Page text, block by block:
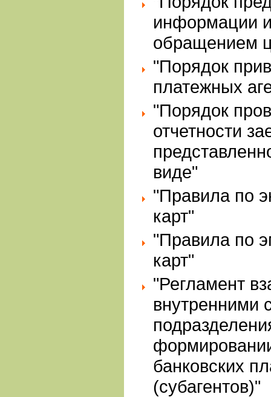
информации
обращением
"Порядок
платежных
"Порядок
отчетности
виде"
"Правила по
карт"
"Правила по
карт"
"Регламент
внутренними
банковских
(субагентов)"